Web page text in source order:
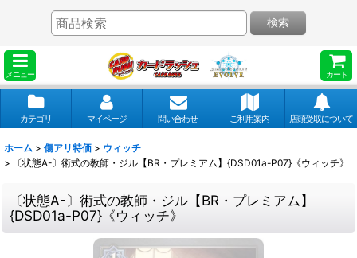
メニュー カート
検索
カテゴリ マイページ 問い合わせ ご利用案内 店頭受取について
ホーム > 傷アリ特価 > ウィッチ
>
〔状態A-〕術式の教師・ジル【BR・プレミアム】{DSD01a-P07}《ウィッチ》
〔状態A-〕術式の教師・ジル【BR・プレミアム】
{DSD01a-P07}《ウィッチ》